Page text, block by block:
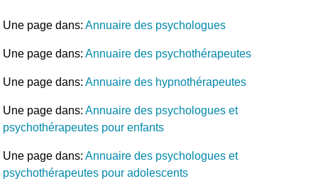
Une page dans:Annuaire des psychologues
Une page dans:Annuaire des psychothérapeutes
Une page dans:Annuaire des hypnothérapeutes
Une page dans:Annuaire des psychologues et
psychothérapeutes pour enfants
Une page dans:Annuaire des psychologues et
psychothérapeutes pour adolescents